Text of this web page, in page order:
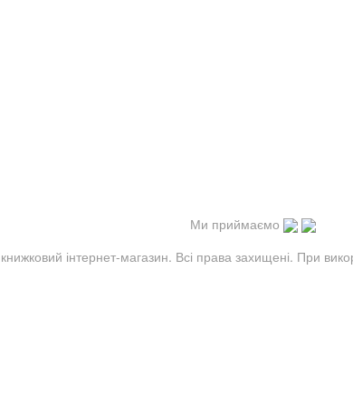
Ми приймаємо
інтернет-магазин. Всі права захищені. При